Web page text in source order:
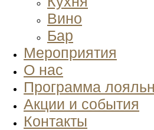
Вино
Бар
Мероприятия
О нас
Программа
Акции и события
Контакты